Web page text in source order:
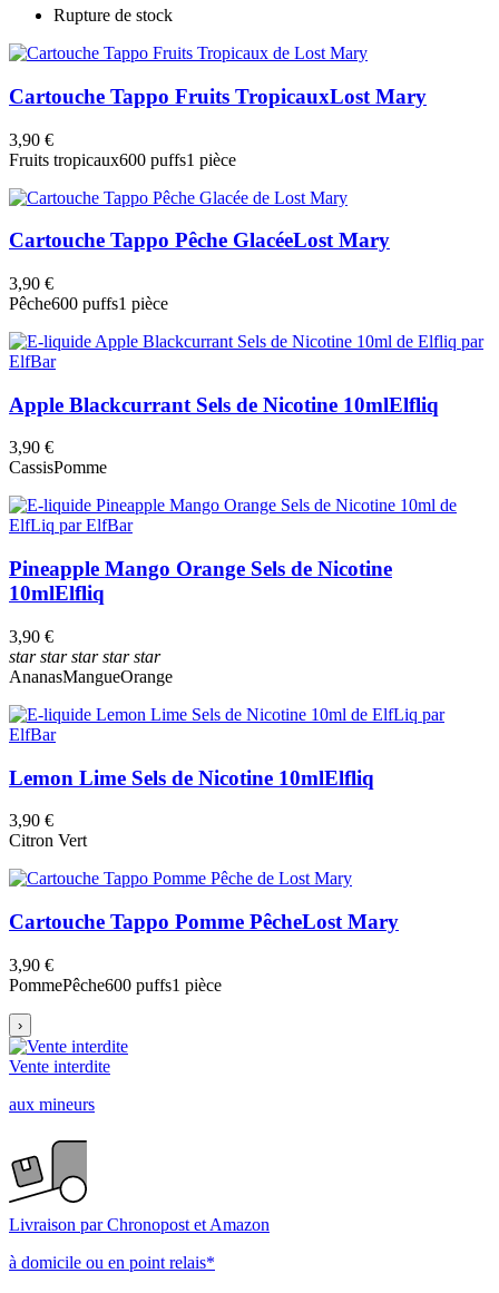
Rupture de stock
Cartouche Tappo Fruits TropicauxLost Mary
3,90 €
Fruits tropicaux600 puffs1 pièce
Cartouche Tappo Pêche GlacéeLost Mary
3,90 €
Pêche600 puffs1 pièce
Apple Blackcurrant Sels de Nicotine 10mlElfliq
3,90 €
CassisPomme
Pineapple Mango Orange Sels de Nicotine
10mlElfliq
3,90 €
starstarstarstarstar
AnanasMangueOrange
Lemon Lime Sels de Nicotine 10mlElfliq
3,90 €
Citron Vert
Cartouche Tappo Pomme PêcheLost Mary
3,90 €
PommePêche600 puffs1 pièce
›
Vente interdite
aux mineurs
Livraison par Chronopost et Amazon
à domicile ou en point relais*